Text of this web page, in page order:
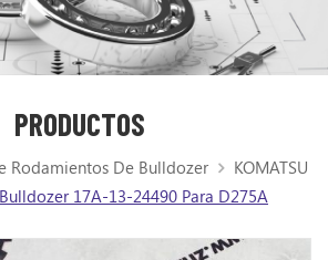
PRODUCTOS
Rodamientos De Bulldozer
KOMATSU
17A-13-24490 Para D275A